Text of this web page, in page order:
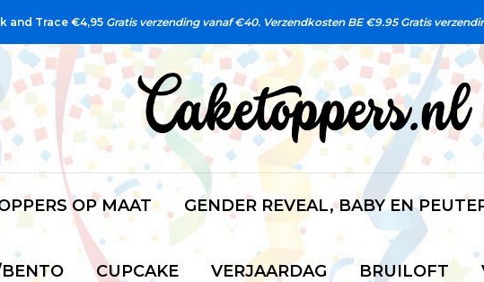
and Trace €4,95Gratis verzending vanaf €40. Verzendkosten BE €9.95 Gratis
OP MAAT GENDER REVEAL, BABY EN
CUPCAKE VERJAARDAG BRUILOFT